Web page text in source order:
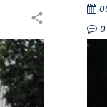
0